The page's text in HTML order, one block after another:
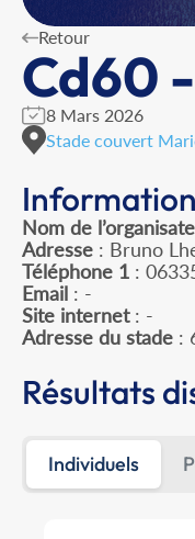
Retour
Cd60
8 Mars 2026
Stade couvert
Nom de
Adresse : Bruno
Téléphone 1 :
Email : -
Site internet: -
Adresse du stade :
Résultats
Individuels